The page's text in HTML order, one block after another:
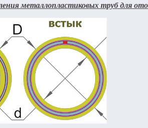
металлопластиковых труб для